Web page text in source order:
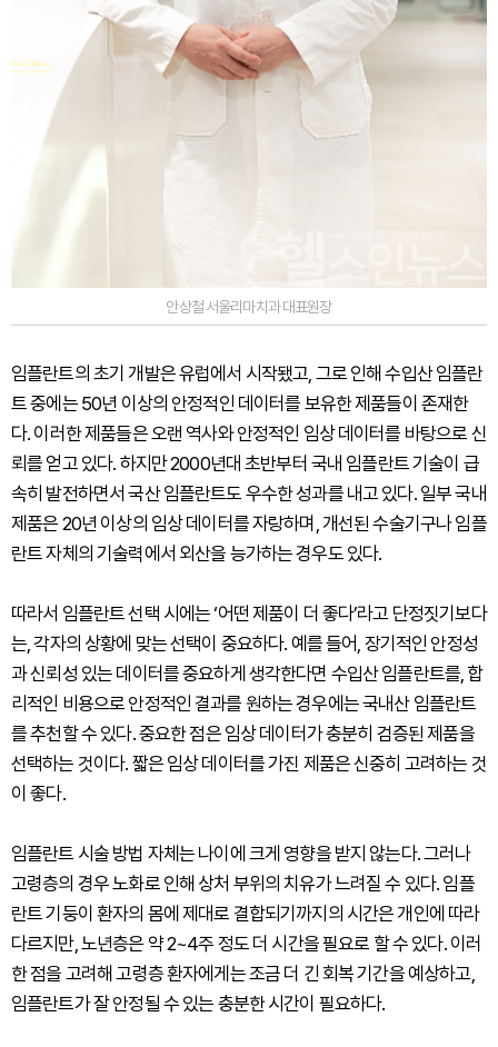
안상철 서울리마치과 대표원장
임플란트의 초기 개발은 유럽에서 시작됐고, 그로 인해 수입산 임플란
트 중에는 50년 이상의 안정적인 데이터를 보유한 제품들이 존재한
다. 이러한 제품들은 오랜 역사와 안정적인 임상 데이터를 바탕으로 신
뢰를 얻고 있다. 하지만 2000년대 초반부터 국내 임플란트 기술이 급
속히 발전하면서 국산 임플란트도 우수한 성과를 내고 있다. 일부 국내
제품은 20년 이상의 임상 데이터를 자랑하며, 개선된 수술기구나 임플
란트 자체의 기술력에서 외산을 능가하는 경우도 있다.
따라서 임플란트 선택 시에는 ‘어떤 제품이 더 좋다’라고 단정짓기보다
는, 각자의 상황에 맞는 선택이 중요하다. 예를 들어, 장기적인 안정성
과 신뢰성 있는 데이터를 중요하게 생각한다면 수입산 임플란트를, 합
리적인 비용으로 안정적인 결과를 원하는 경우에는 국내산 임플란트
를 추천할 수 있다. 중요한 점은 임상 데이터가 충분히 검증된 제품을
선택하는 것이다. 짧은 임상 데이터를 가진 제품은 신중히 고려하는 것
이 좋다.
임플란트 시술 방법 자체는 나이에 크게 영향을 받지 않는다. 그러나
고령층의 경우 노화로 인해 상처 부위의 치유가 느려질 수 있다. 임플
란트 기둥이 환자의 몸에 제대로 결합되기까지의 시간은 개인에 따라
다르지만, 노년층은 약 2~4주 정도 더 시간을 필요로 할 수 있다. 이러
한 점을 고려해 고령층 환자에게는 조금 더 긴 회복 기간을 예상하고,
임플란트가 잘 안정될 수 있는 충분한 시간이 필요하다.